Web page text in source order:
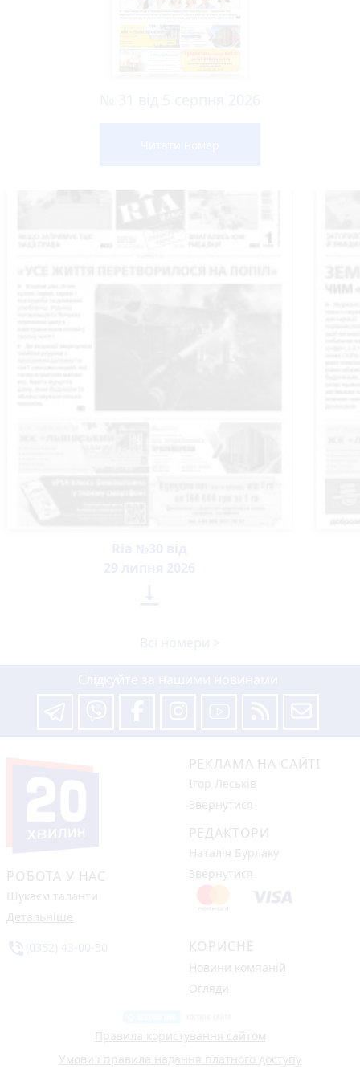
РОБОТА У НАС
Шукаєм таланти
Детальніше
РЕКЛАМА НА САЙТІ
Ігор Леськів
Звернутися
РЕДАКТОРИ
Наталія Бурлаку
Звернутися
КОРИСНЕ
Новини компаній
Огляди
Правила користування сайтом
Умови і правила надання платного доступу